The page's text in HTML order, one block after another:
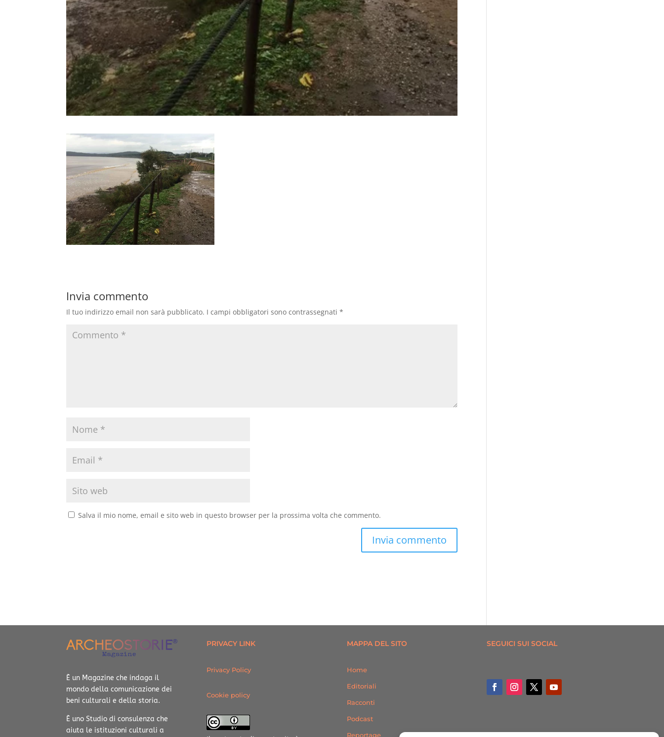
Invia commento
Il tuo indirizzo email non sarà pubblicato. I campi obbligatori sono contrassegnati*
Salva il mio nome, email e sito web in questo browser per la prossima volta che commento.
È un Magazine che indaga il
mondo della comunicazione dei
beni culturali e della storia.
È uno Studio di consulenza che
aiuta le istituzioni culturali a
PRIVACY LINK
Privacy Policy
Cookie policy
MAPPA DEL SITO
Home
Editoriali
Racconti
Podcast
Reportage
SEGUICI SUI SOCIAL